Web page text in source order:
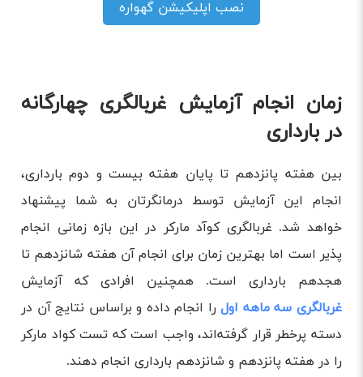
نصب اپلیکیشن گهواره
زمان انجام آزمایش غربالگری چهارگانه
در بارداری
بین هفته پانزدهم تا پایان هفته بیست و دوم بارداری،
انجام این آزمایش توسط درمانگرتان به شما پیشنهاد
خواهد شد. غربالگری کوآد مارکر در این بازه زمانی انجام
پذیر است اما بهترین زمان برای انجام آن هفته شانزدهم تا
هجدهم بارداری است. همچنین افرادی که آزمایش
غربالگری سه ماهه اولرا انجام داده و براساس نتایج آن در
دسته پرخطر قرار گرفته‌اند، واجب است که تست کواد مارکر
را در هفته پانزدهم و شانزدهم بارداری انجام دهند.